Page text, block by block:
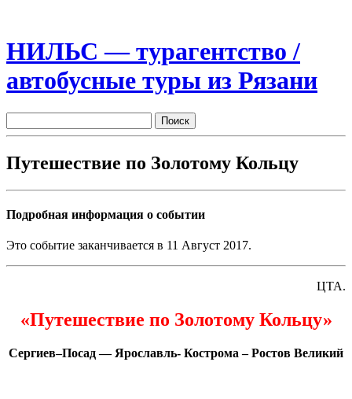
НИЛЬС — турагентство /
автобусные туры из Рязани
Путешествие по Золотому Кольцу
Подробная информация о событии
Это событие заканчивается в 11 Август 2017.
ЦТА.
«Путешествие по Золотому Кольцу»
Сергиев–Посад — Ярославль- Кострома – Ростов Великий